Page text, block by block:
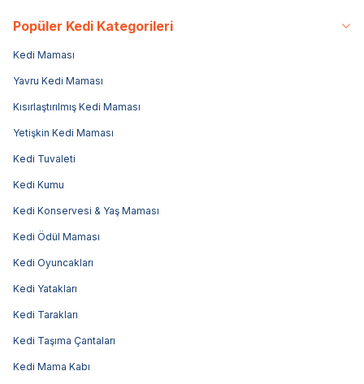
Popüler Kedi Kategorileri
Kedi Maması
Yavru Kedi Maması
Kısırlaştırılmış Kedi Maması
Yetişkin Kedi Maması
Kedi Tuvaleti
Kedi Kumu
Kedi Konservesi & Yaş Maması
Kedi Ödül Maması
Kedi Oyuncakları
Kedi Yatakları
Kedi Tarakları
Kedi Taşıma Çantaları
Kedi Mama Kabı